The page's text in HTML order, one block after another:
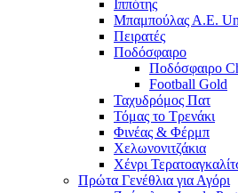
Ιππότης
Μπαμπούλας Α.Ε.
Πειρατές
Ποδόσφαιρο
Ποδόσφαιρο
Football Gold
Ταχυδρόμος Πατ
Τόμας το Τρενάκι
Φινέας & Φέρμπ
Χελωνονιτζάκια
Χένρι
Πρώτα Γενέθλια για Αγόρι